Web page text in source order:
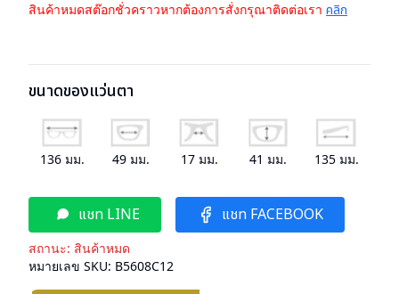
สินค้าหมดสต๊อกชั่วคราวหากต้องการสั่งกรุณาติดต่อเรา คลิก
ขนาดของแว่นตา
136 มม. 49 มม. 17มม. 41 มม. 135มม.
แชท LINE แชท FACEBOOK
สถานะ: สินค้าหมด
หมายเลข SKU: B5608C12